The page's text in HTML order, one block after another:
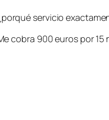
servicio
cobra 900 euros por